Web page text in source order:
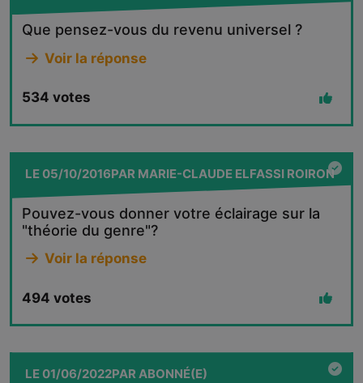
Que pensez-vous du revenu universel ?
Voir la réponse
534 votes
LE05/10/2016PAR MARIE-CLAUDE ELFASSI ROIRON
Pouvez-vous donner votre éclairage sur la
"théorie du genre"?
Voir la réponse
494 votes
LE01/06/2022PARABONNÉ(E)